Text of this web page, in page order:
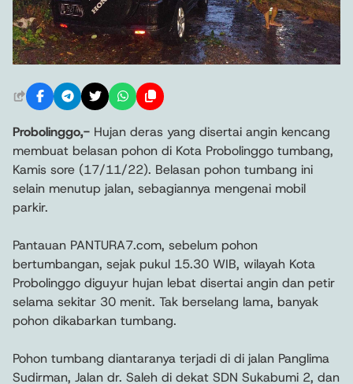
Probolinggo,- Hujan deras yang disertai angin kencang
membuat belasan pohon di Kota Probolinggo tumbang,
Kamis sore (17/11/22). Belasan pohon tumbang ini
selain menutup jalan, sebagiannya mengenai mobil
parkir.
Pantauan PANTURA7.com, sebelum pohon
bertumbangan, sejak pukul 15.30 WIB, wilayah Kota
Probolinggo diguyur hujan lebat disertai angin dan petir
selama sekitar 30 menit. Tak berselang lama, banyak
pohon dikabarkan tumbang.
Pohon tumbang diantaranya terjadi di di jalan Panglima
Sudirman, Jalan dr. Saleh di dekat SDN Sukabumi 2, dan